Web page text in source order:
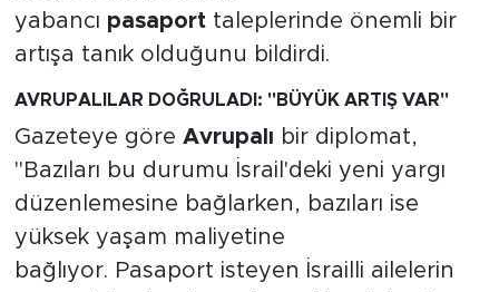
yabancı pasaporttaleplerinde önemli bir
artışa tanık olduğunu bildirdi.
AVRUPALILAR DOĞRULADI: "BÜYÜK ARTIŞ VAR"
Gazeteye göre Avrupalı bir diplomat,
"Bazıları bu durumu İsrail'deki yeni yargı
düzenlemesine bağlarken, bazıları ise
yüksek yaşam maliyetine
bağlıyor. Pasaport isteyen İsrailli ailelerin
YAŞAM
TARİHTEN GÜNÜMÜZE
TARİH
KADIN